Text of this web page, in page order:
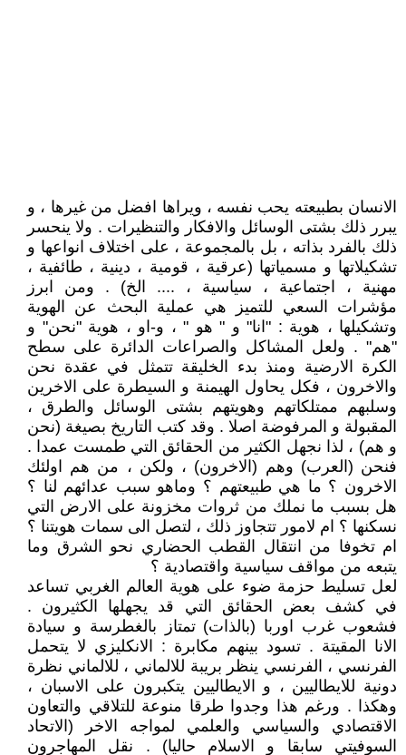
الانسان بطبيعته يحب نفسه ، ويراها افضل من غيرها ، و
يبرر ذلك بشتى الوسائل والافكار والتنظيرات . ولا ينحسر
ذلك بالفرد بذاته ، بل بالمجموعة ، على اختلاف انواعها و
تشكيلاتها و مسمياتها (عرقية ، قومية ، دينية ، طائفية ،
مهنية ، اجتماعية ، سياسية ، .... الخ) . ومن ابرز
مؤشرات السعي للتميز هي عملية البحث عن الهوية
وتشكيلها ، هوية : "انا" و " هو " ، و-او ، هوية "نحن" و
"هم" . ولعل المشاكل والصراعات الدائرة على سطح
الكرة الارضية ومنذ بدء الخليقة تتمثل في عقدة نحن
والاخرون ، فكل يحاول الهيمنة و السيطرة على الاخرين
وسلبهم ممتلكاتهم وهويتهم بشتى الوسائل والطرق ،
المقبولة و المرفوضة اصلا . وقد كتب التاريخ بصيغة (نحن
و هم) ، لذا نجهل الكثير من الحقائق التي طمست عمدا .
فنحن (العرب) وهم (الاخرون) ، ولكن ، من هم اولئك
الاخرون ؟ ما هي طبيعتهم ؟ وماهو سبب عدائهم لنا ؟
هل بسبب ما نملك من ثروات مخزونة على الارض التي
نسكنها ؟ ام لامور تتجاوز ذلك ، لتصل الى سمات هويتنا ؟
ام تخوفا من انتقال القطب الحضاري نحو الشرق وما
يتبعه من مواقف سياسية واقتصادية ؟
لعل تسليط حزمة ضوء على هوية العالم الغربي تساعد
في كشف بعض الحقائق التي قد يجهلها الكثيرون .
فشعوب غرب اوربا (بالذات) تمتاز بالغطرسة و سيادة
الانا المقيتة . تسود بينهم مكابرة : الانكليزي لا يتحمل
الفرنسي ، الفرنسي ينظر بريبة للالماني ، للالماني نظرة
دونية للايطاليين ، و الايطاليين يتكبرون على الاسبان ،
وهكذا . ورغم هذا وجدوا طرقا منوعة للتلاقي والتعاون
الاقتصادي والسياسي والعلمي لمواجه الاخر (الاتحاد
السوفيتي سابقا و الاسلام حاليا) . نقل المهاجرون